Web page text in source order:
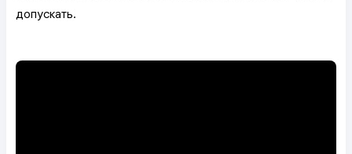
допускать.